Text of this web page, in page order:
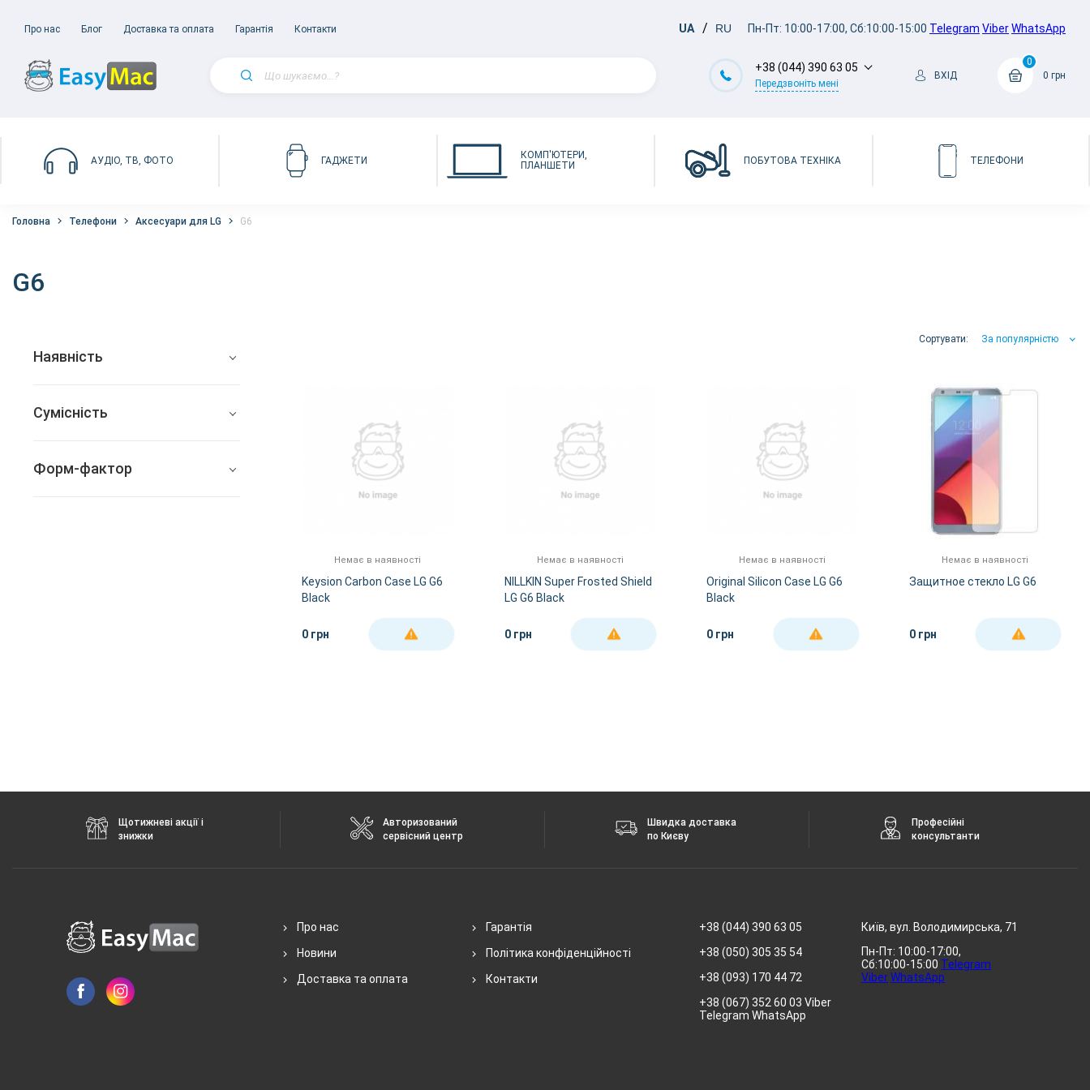
Про нас Блог Доставка та оплата Гарантія Контакти UA RU Пн-Пт: 10:00-17:00, Сб:10:00-15:00 Telegram ViberWhatsApp
+38 (044) 390 63 05
Передзвоніть мені
ВХІД
0
0 грн
АУДІО, ТВ, ФОТО ГАДЖЕТИ
КОМП'ЮТЕРИ,
ПЛАНШЕТИ
ПОБУТОВА ТЕХНІКА ТЕЛЕФОНИ
Головна Телефони Аксесуари для LG G6
G6
Наявність
Немає в наявності
Сумісність
Форм-фактор
Сортувати: За популярністю
За популярністю
Немає в наявності
Keysion Carbon Case LG G6
Black
0 грн ДЕТАЛЬНІШЕ
Немає в наявності
NILLKIN Super Frosted Shield
LG G6 Black
0 грн ДЕТАЛЬНІШЕ
Немає в наявності
Original Silicon Case LG G6
Black
0 грн ДЕТАЛЬНІШЕ
Немає в наявності
Защитное стекло LG G6
0 грн ДЕТАЛЬНІШЕ
Щотижневі акції і
знижки
Авторизований
сервісний центр
Швидка доставка
по Києву
Професійні
консультанти
Про нас
Новини
Доставка та оплата
Гарантія
Політика конфіденційності
Контакти
+38 (044) 390 63 05
+38 (050) 305 35 54
+38 (093) 170 44 72
+38 (067) 352 60 03 Viber
Telegram WhatsApp
Київ, вул. Володимирська, 71
Пн-Пт: 10:00-17:00,
Сб:10:00-15:00 Telegram
ViberWhatsApp